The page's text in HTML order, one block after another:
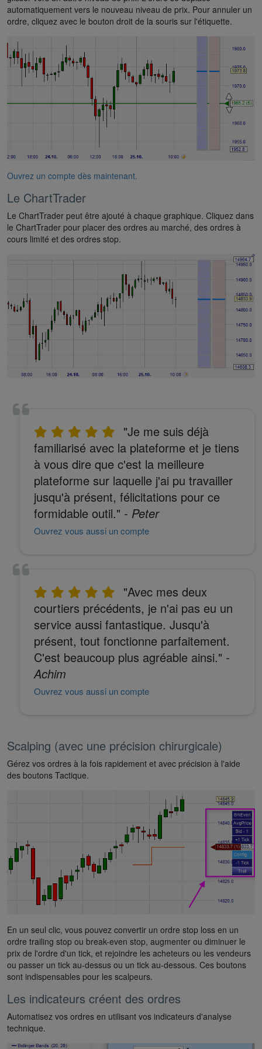
automatiquement vers le nouveau niveau de prix. Pour annuler un
ordre, cliquez avec le bouton droit de la souris sur l'étiquette.
Ouvrez un compte dès maintenant.
Le ChartTrader
Le ChartTrader peut être ajouté à chaque graphique. Cliquez dans
le ChartTrader pour placer des ordres au marché, des ordres à
cours limité et des ordres stop.
"Je me suis déjà
familiarisé avec la plateforme et je tiens
à vous dire que c'est la meilleure
plateforme sur laquelle j'ai pu travailler
jusqu'à présent, félicitations pour ce
formidable outil." - Peter
Ouvrez vous aussi un compte
"Avec mes deux
courtiers précédents, je n'ai pas eu un
service aussi fantastique. Jusqu'à
présent, tout fonctionne parfaitement.
C'est beaucoup plus agréable ainsi." -
Achim
Ouvrez vous aussi un compte
Scalping (avec une précision chirurgicale)
Gérez vos ordres à la fois rapidement et avec précision à l'aide
des boutons Tactique.
En un seul clic, vous pouvez convertir un ordre stop loss en un
ordre trailing stop ou break-even stop, augmenter ou diminuer le
prix de l'ordre d'un tick, et rejoindre les acheteurs ou les vendeurs
ou passer un tick au-dessus ou un tick au-dessous. Ces boutons
sont indispensables pour les scalpeurs.
Les indicateurs créent des ordres
Automatisez vos ordres en utilisant vos indicateurs d'analyse
technique.